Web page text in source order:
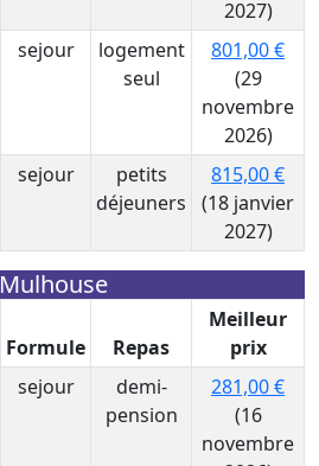
2027)
sejour
logement
seul
801,00 €
(29
novembre
2026)
sejour
petits
déjeuners
815,00 €
(18 janvier
2027)
Mulhouse
Formule Repas
Meilleur
prix
sejour
demi-
pension
281,00 €
(16
novembre